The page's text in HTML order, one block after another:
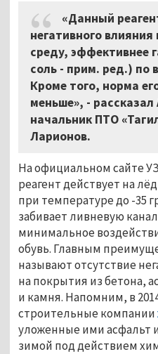
«Данный
негативного
среду, эффективнее
соль - прим. ред.) по
Кроме того, норма
меньше», -
начальник ПТО
Ларионов.
На официальном сайте
реагент действует на
при температуре до -35
забивает ливневую
минимальное
обувь. Главным
называют отсутствие
на покрытия из бетона,
и камня. Напомним, в
строительные компании
уложенные ими асфальт
зимой под действием